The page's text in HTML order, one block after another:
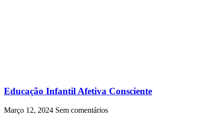
Educação Infantil Afetiva Consciente
Março 12, 2024 Sem comentários